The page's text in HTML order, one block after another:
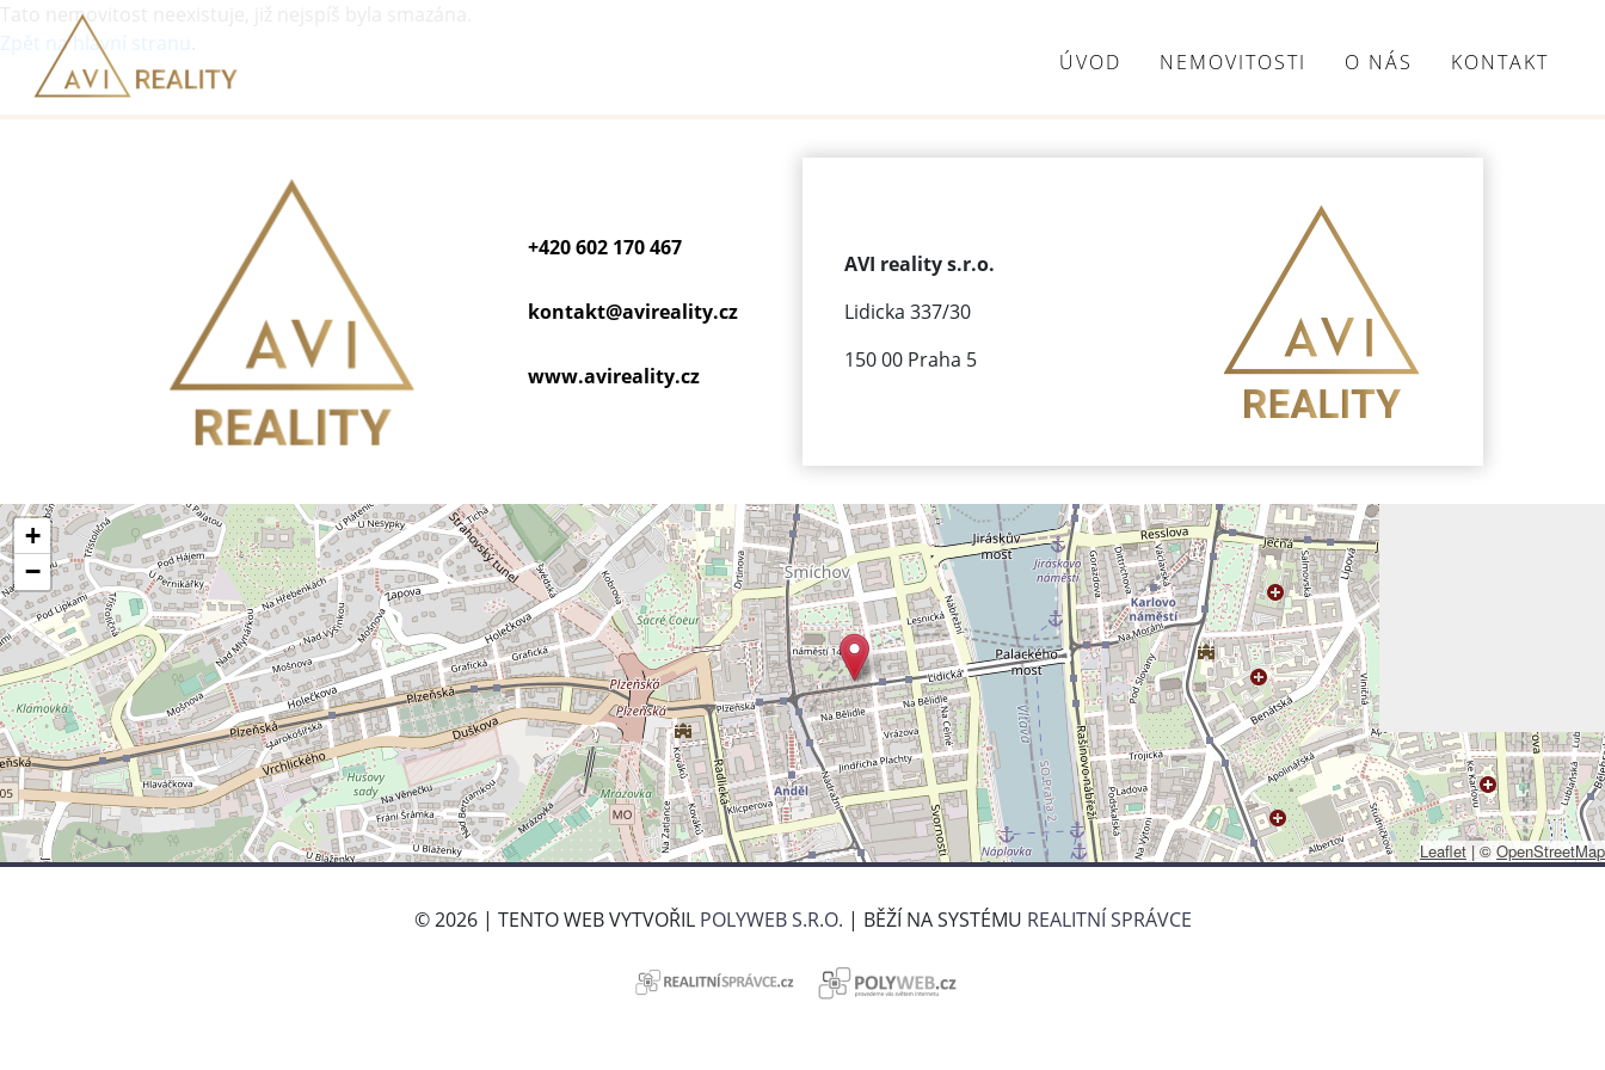
ÚVOD NEMOVITOSTI O NÁS KONTAKT
Tato nemovitost neexistuje, již nejspíš byla smazána.
Zpět na hlavní stranu
+420 602 170 467
kontakt@avireality.cz
www.avireality.cz
AVI reality s.r.o.
Lidicka 337/30
150 00 Praha 5
+
−
Leaflet | © OpenStreetMap
© 2026 | TENTO WEB VYTVOŘIL POLYWEB S.R.O. | BĚŽÍ NA SYSTÉMU REALITNÍ SPRÁVCE